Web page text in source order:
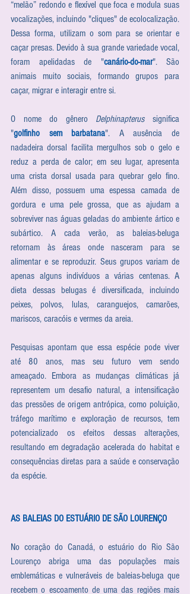
“melão” redondo e flexível que foca e modula suas
vocalizações, incluindo "cliques" de ecolocalização.
Dessa forma, utilizam o som para se orientar e
caçar presas. Devido à sua grande variedade vocal,
foram apelidadas de "canário-do-mar". São
animais muito sociais, formando grupos para
caçar, migrar e interagir entre si.
O nome do gênero Delphinapterus significa
"golfinho sem barbatana". A ausência de
nadadeira dorsal facilita mergulhos sob o gelo e
reduz a perda de calor; em seu lugar, apresenta
uma crista dorsal usada para quebrar gelo fino.
Além disso, possuem uma espessa camada de
gordura e uma pele grossa, que as ajudam a
sobreviver nas águas geladas do ambiente ártico e
subártico. A cada verão, as baleias-beluga
retornam às áreas onde nasceram para se
alimentar e se reproduzir. Seus grupos variam de
apenas alguns indivíduos a várias centenas. A
dieta dessas belugas é diversificada, incluindo
peixes, polvos, lulas, caranguejos, camarões,
mariscos, caracóis e vermes da areia.
Pesquisas apontam que essa espécie pode viver
até 80 anos, mas seu futuro vem sendo
ameaçado. Embora as mudanças climáticas já
representem um desafio natural, a intensificação
das pressões de origem antrópica, como poluição,
tráfego marítimo e exploração de recursos, tem
potencializado os efeitos dessas alterações,
resultando em degradação acelerada do habitat e
consequências diretas para a saúde e conservação
da espécie.
AS BALEIAS DO ESTUÁRIO DE SÃO LOURENÇO
No coração do Canadá, o estuário do Rio São
Lourenço abriga uma das populações mais
emblemáticas e vulneráveis de baleias-beluga que
recebem o escoamento de uma das regiões mais